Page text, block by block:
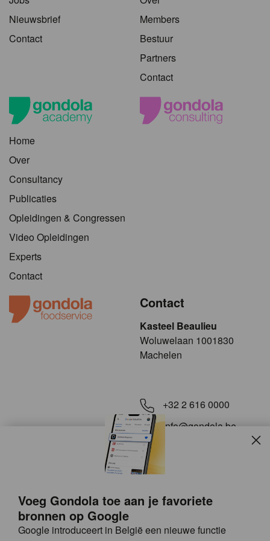
Voeg Gondola toe aan je favoriete
bronnen op Google
Google introduceert in België een nieuwe functie
Nieuwsbrief
Contact
Members
Bestuur
Partners
Contact
Home
Over
Consultancy
Publicaties
Opleidingen & Congressen
Video Opleidingen
Experts
Contact
Contact
Kasteel Beaulieu
​​​Woluwelaan 1001830
Machelen
+32 2 616 0000
info@gondola.be
Volg ons op